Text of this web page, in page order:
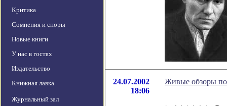
Критика
Сомнения и споры
Новые книги
У нас в гостях
Издательство
Книжная лавка
Журнальный зал
24.07.2002
18:06
Живые обзоры по